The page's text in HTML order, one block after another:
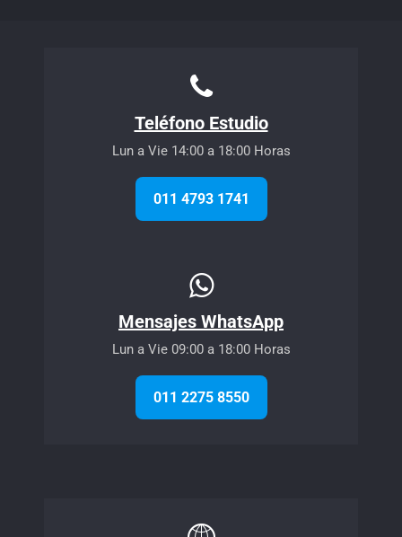
Teléfono Estudio
Lun a Vie 14:00 a 18:00 Horas
011 4793 1741
Mensajes WhatsApp
Lun a Vie 09:00 a 18:00 Horas
011 2275 8550